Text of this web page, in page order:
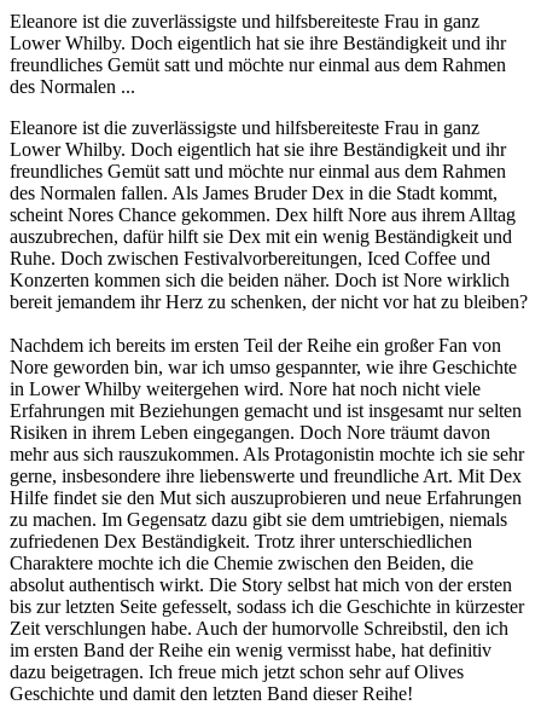
Eleanore ist die zuverlässigste und hilfsbereiteste Frau in ganz
Lower Whilby. Doch eigentlich hat sie ihre Beständigkeit und ihr
freundliches Gemüt satt und möchte nur einmal aus dem Rahmen
des Normalen ...
Eleanore ist die zuverlässigste und hilfsbereiteste Frau in ganz
Lower Whilby. Doch eigentlich hat sie ihre Beständigkeit und ihr
freundliches Gemüt satt und möchte nur einmal aus dem Rahmen
des Normalen fallen. Als James Bruder Dex in die Stadt kommt,
scheint Nores Chance gekommen. Dex hilft Nore aus ihrem Alltag
auszubrechen, dafür hilft sie Dex mit ein wenig Beständigkeit und
Ruhe. Doch zwischen Festivalvorbereitungen, Iced Coffee und
Konzerten kommen sich die beiden näher. Doch ist Nore wirklich
bereit jemandem ihr Herz zu schenken, der nicht vor hat zu bleiben?
Nachdem ich bereits im ersten Teil der Reihe ein großer Fan von
Nore geworden bin, war ich umso gespannter, wie ihre Geschichte
in Lower Whilby weitergehen wird. Nore hat noch nicht viele
Erfahrungen mit Beziehungen gemacht und ist insgesamt nur selten
Risiken in ihrem Leben eingegangen. Doch Nore träumt davon
mehr aus sich rauszukommen. Als Protagonistin mochte ich sie sehr
gerne, insbesondere ihre liebenswerte und freundliche Art. Mit Dex
Hilfe findet sie den Mut sich auszuprobieren und neue Erfahrungen
zu machen. Im Gegensatz dazu gibt sie dem umtriebigen, niemals
zufriedenen Dex Beständigkeit. Trotz ihrer unterschiedlichen
Charaktere mochte ich die Chemie zwischen den Beiden, die
absolut authentisch wirkt. Die Story selbst hat mich von der ersten
bis zur letzten Seite gefesselt, sodass ich die Geschichte in kürzester
Zeit verschlungen habe. Auch der humorvolle Schreibstil, den ich
im ersten Band der Reihe ein wenig vermisst habe, hat definitiv
dazu beigetragen. Ich freue mich jetzt schon sehr auf Olives
Geschichte und damit den letzten Band dieser Reihe!